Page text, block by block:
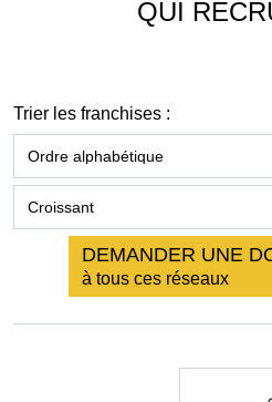
QUI
Trier les franchises :
DEMANDER UNE
à tous ces réseaux